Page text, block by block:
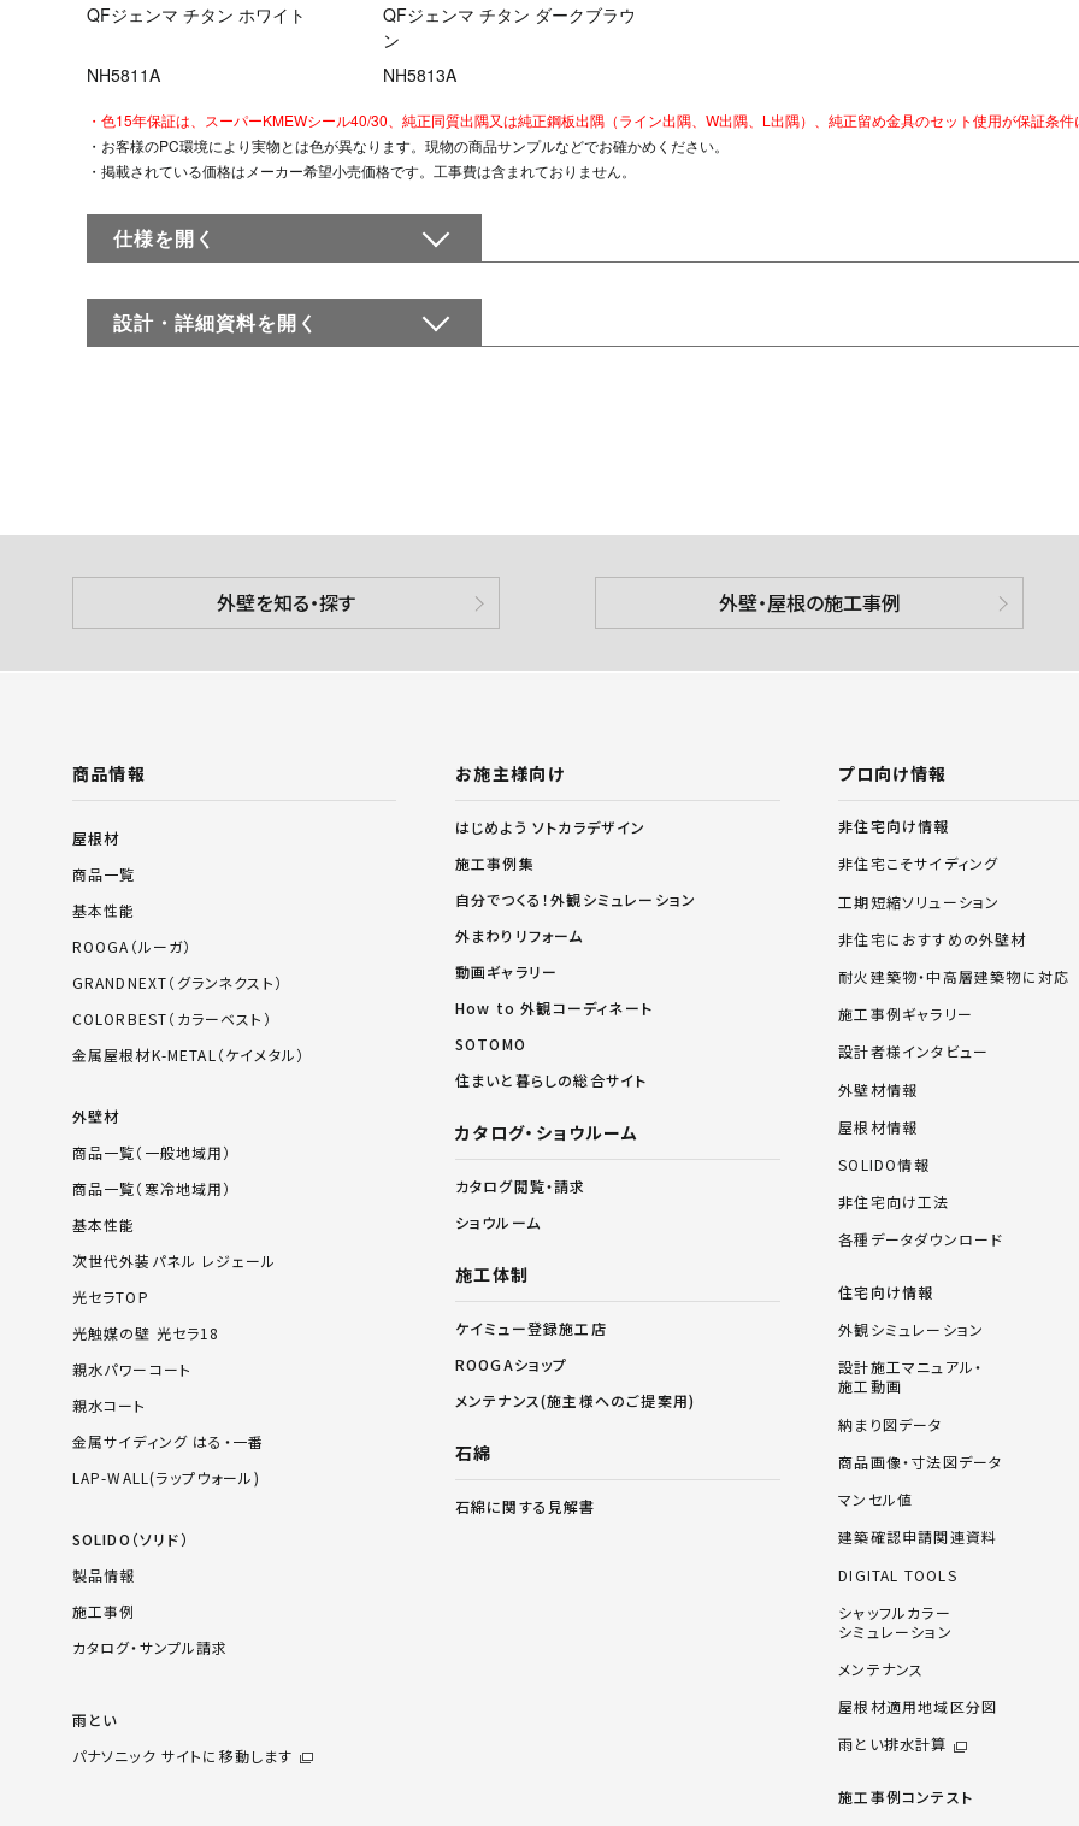
QFジェンマ チタン ホワイト
NH5811A
QFジェンマ チタン ダークブラウ
ン
NH5813A
・色15年保証は、スーパーKMEWシール40/30、純正同質出隅又は純正鋼板出隅（ライン出隅、W出隅、L出隅）、純正留め金具のセット使用が保証条件
・お客様のPC環境により実物とは色が異なります。現物の商品サンプルなどでお確かめください。
・掲載されている価格はメーカー希望小売価格です。工事費は含まれておりません。
仕様を開く
設計・詳細資料を開く
外壁を知る・探す 外壁・屋根の施工事例
商品情報
屋根材
商品一覧
基本性能
ROOGA（ルーガ）
GRANDNEXT（グランネクスト）
COLORBEST（カラーベスト）
金属屋根材K-METAL（ケイメタル）
外壁材
商品一覧（一般地域用）
商品一覧（寒冷地域用）
基本性能
次世代外装パネル レジェール
光セラTOP
光触媒の壁 光セラ18
親水パワーコート
親水コート
金属サイディング はる・一番
LAP-WALL(ラップウォール)
SOLIDO（ソリド）
製品情報
施工事例
カタログ・サンプル請求
雨とい
パナソニック サイトに移動します
お施主様向け
はじめよう ソトカラデザイン
施工事例集
自分でつくる！外観シミュレーション
外まわりリフォーム
動画ギャラリー
How to 外観コーディネート
SOTOMO
住まいと暮らしの総合サイト
カタログ・ショウルーム
カタログ閲覧・請求
ショウルーム
施工体制
ケイミュー登録施工店
ROOGAショップ
メンテナンス(施主様へのご提案用)
石綿
石綿に関する見解書
プロ向け情報
非住宅向け情報
非住宅こそサイディング
工期短縮ソリューション
非住宅におすすめの外壁材
耐火建築物・中高層建築物に対応
施工事例ギャラリー
設計者様インタビュー
外壁材情報
屋根材情報
SOLIDO情報
非住宅向け工法
各種データダウンロード
住宅向け情報
外観シミュレーション
設計施工マニュアル・
施工動画
納まり図データ
商品画像・寸法図データ
マンセル値
建築確認申請関連資料
DIGITAL TOOLS
シャッフルカラー
シミュレーション
メンテナンス
屋根材適用地域区分図
雨とい排水計算
施工事例コンテスト